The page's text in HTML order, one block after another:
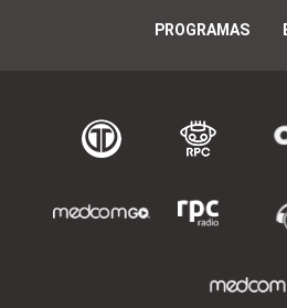
PROGRAMAS